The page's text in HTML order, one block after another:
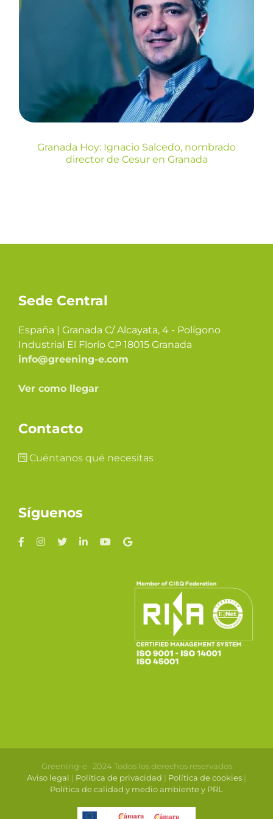
Granada Hoy: Ignacio
Salcedo, nombrado director
de Cesur en Granada
Prensa
Granada Hoy: Ignacio Salcedo, nombrado
director de Cesur en Granada
Sede Central
España | Granada C/ Alcayata, 4 - Polígono
Industrial El Florío CP 18015 Granada
info@greening-e.com
Ver como llegar
Contacto
Cuéntanos qué necesitas
Síguenos
Greening-e · 2024 Todos los derechos reservados
Aviso legal | Política de privacidad | Política de cookies |
Política de calidad y medio ambiente y PRL